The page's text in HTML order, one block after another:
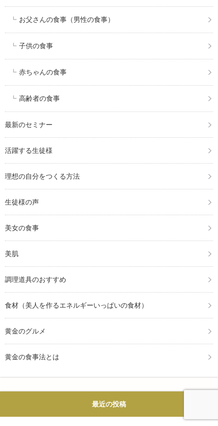
お父さんの食事（男性の食事）
子供の食事
赤ちゃんの食事
高齢者の食事
最新のセミナー
活躍する生徒様
理想の自分をつくる方法
生徒様の声
美女の食事
美肌
調理道具のおすすめ
食材（美人を作るエネルギーいっぱいの食材）
黄金のグルメ
黄金の食事法とは
最近の投稿